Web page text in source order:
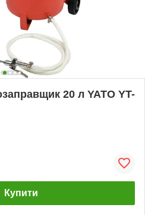
20 л YATO YT-
Купити